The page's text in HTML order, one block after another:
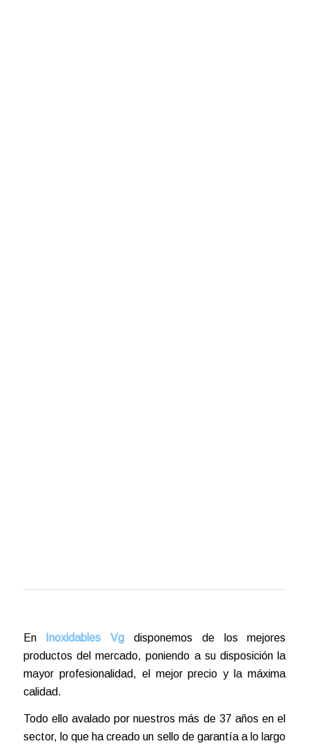
En Inoxidables Vgdisponemos de los mejores
productos del mercado, poniendo a su disposición la
mayor profesionalidad, el mejor precio y la máxima
calidad.
Todo ello avalado por nuestros más de 37 años en el
sector, lo que ha creado un sello de garantía a lo largo